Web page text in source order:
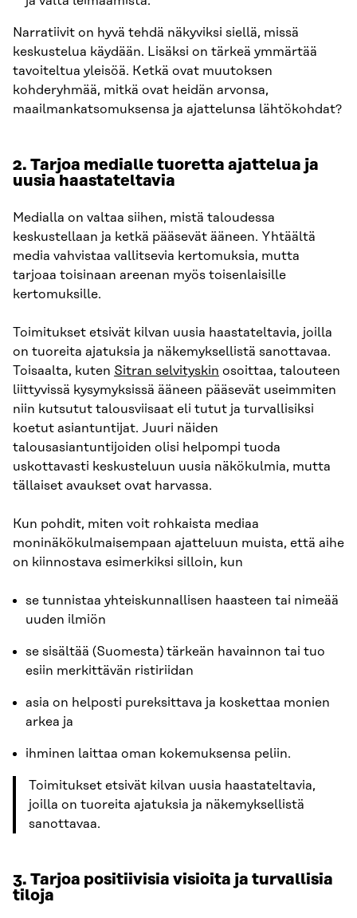
Narratiivit on hyvä tehdä näkyviksi siellä, missä
keskustelua käydään. Lisäksi on tärkeä ymmärtää
tavoiteltua yleisöä. Ketkä ovat muutoksen
kohderyhmää, mitkä ovat heidän arvonsa,
maailmankatsomuksensa ja ajattelunsa lähtökohdat?
2. Tarjoa medialle tuoretta ajattelua ja
uusia haastateltavia
Medialla on valtaa siihen, mistä taloudessa
keskustellaan ja ketkä pääsevät ääneen. Yhtäältä
media vahvistaa vallitsevia kertomuksia, mutta
tarjoaa toisinaan areenan myös toisenlaisille
kertomuksille.
Toimitukset etsivät kilvan uusia haastateltavia, joilla
on tuoreita ajatuksia ja näkemyksellistä sanottavaa.
Toisaalta, kuten Sitran selvityskin osoittaa, talouteen
liittyvissä kysymyksissä ääneen pääsevät useimmiten
niin kutsutut talousviisaat eli tutut ja turvallisiksi
koetut asiantuntijat. Juuri näiden
talousasiantuntijoiden olisi helpompi tuoda
uskottavasti keskusteluun uusia näkökulmia, mutta
tällaiset avaukset ovat harvassa.
Kun pohdit, miten voit rohkaista mediaa
moninäkökulmaisempaan ajatteluun muista, että aihe
on kiinnostava esimerkiksi silloin, kun
se tunnistaa yhteiskunnallisen haasteen tai nimeää
uuden ilmiön
se sisältää (Suomesta) tärkeän havainnon tai tuo
esiin merkittävän ristiriidan
asia on helposti pureksittava ja koskettaa monien
arkea ja
ihminen laittaa oman kokemuksensa peliin.
Toimitukset etsivät kilvan uusia haastateltavia,
joilla on tuoreita ajatuksia ja näkemyksellistä
sanottavaa.
3. Tarjoa positiivisia visioita ja turvallisia
tiloja